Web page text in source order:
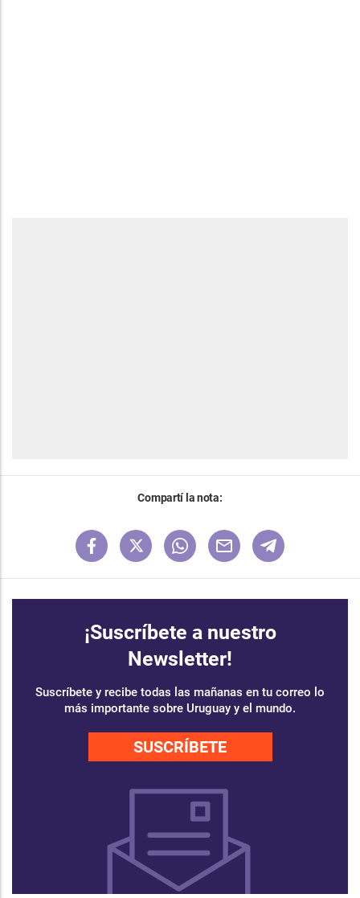
Compartí la nota:
¡Suscríbete a nuestro
Newsletter!
Suscríbete y recibe todas las mañanas en tu correo lo
más importante sobre Uruguay y el mundo.
SUSCRÍBETE